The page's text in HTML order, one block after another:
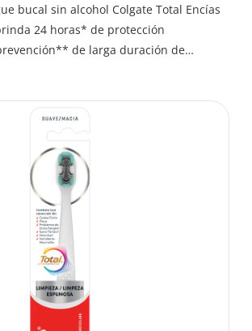
bucal sin alcohol Colgate Total Encías
24 horas* de protección
de larga duración de
veces al día.
bucales cosméticos comunes
como: placa, caries, sarro y mal